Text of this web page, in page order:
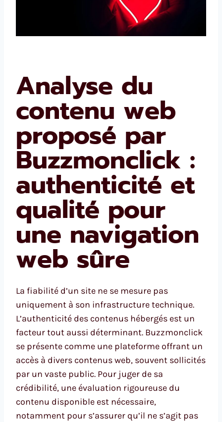
Analyse du
contenu web
proposé par
Buzzmonclick :
authenticité et
qualité pour
une navigation
web sûre
La fiabilité d’un site ne se mesure pas
uniquement à son infrastructure technique.
L’authenticité des contenus hébergés est un
facteur tout aussi déterminant. Buzzmonclick
se présente comme une plateforme offrant un
accès à divers contenus web, souvent sollicités
par un vaste public. Pour juger de sa
crédibilité, une évaluation rigoureuse du
contenu disponible est nécessaire,
notamment pour s’assurer qu’il ne s’agit pas